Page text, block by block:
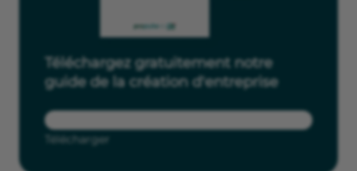
Téléchargez gratuitement notre
guide de la création d'entreprise
Télécharger